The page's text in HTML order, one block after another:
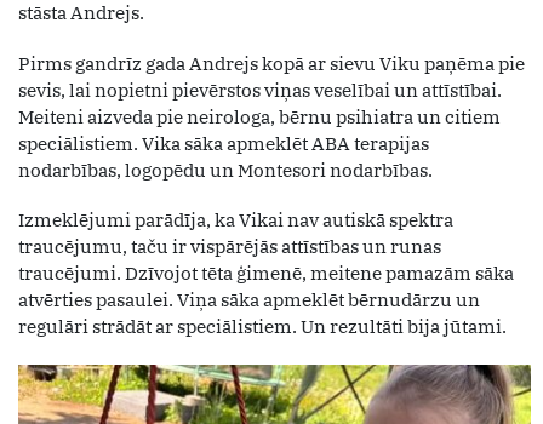
stāsta Andrejs.
Pirms gandrīz gada Andrejs kopā ar sievu Viku paņēma pie
sevis, lai nopietni pievērstos viņas veselībai un attīstībai.
Meiteni aizveda pie neirologa, bērnu psihiatra un citiem
speciālistiem. Vika sāka apmeklēt ABA terapijas
nodarbības, logopēdu un Montesori nodarbības.
Izmeklējumi parādīja, ka Vikai nav autiskā spektra
traucējumu, taču ir vispārējās attīstības un runas
traucējumi. Dzīvojot tēta ģimenē, meitene pamazām sāka
atvērties pasaulei. Viņa sāka apmeklēt bērnudārzu un
regulāri strādāt ar speciālistiem. Un rezultāti bija jūtami.